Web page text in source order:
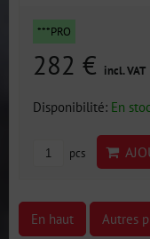
***PRO
282 € incl. VAT
Disponibilité: En
pcs
En haut Autres